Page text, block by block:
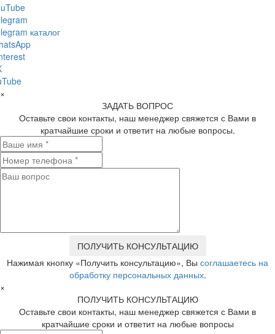
каталог
×
ЗАДАТЬ ВОПРОС
Оставьте свои контакты, наш менеджер свяжется с Вами в
кратчайшие сроки и ответит на любые вопросы.
Нажимая кнопку «Получить консультацию», Вы соглашаетесь на
обработку персональных данных.
×
ПОЛУЧИТЬ КОНСУЛЬТАЦИЮ
Оставьте свои контакты, наш менеджер свяжется с Вами в
кратчайшие сроки и ответит на любые вопросы